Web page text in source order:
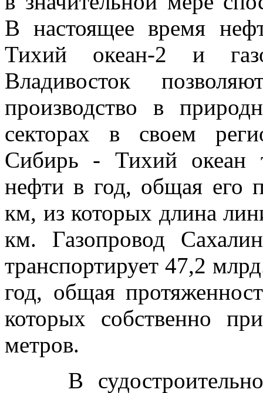
В настоящее время
Тихий океан-2 и
Владивосток
производство в
секторах в своем
Сибирь - Тихий океан
нефти в год, общая его
км, из которых длина
км. Газопровод
транспортирует 47,2
год, общая
которых собственно
метров.
В